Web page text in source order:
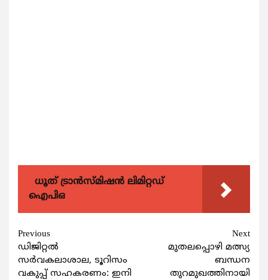
ധൂത് ട്രാൻസ്മിഷൻ ലിമിറ്റഡ്
ഐപിഒ
Continue
Reading
Previous
ഡിജിറ്റല്‍
സര്‍വകലാശാല, ടൂറിസം
വകുപ്പ് സഹകരണം: ഇനി
Next
മുതലപ്പൊഴി മത്സ്യ
ബന്ധന
തുറമുഖത്തിനായി